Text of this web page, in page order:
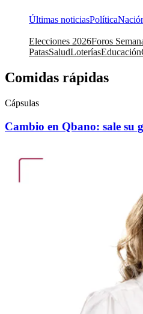
Últimas noticiasPolítica
Elecciones 2026Foros
PatasSaludLoteríasEducación
Comidas rápidas
Cápsulas
Cambio en Qbano: sale su